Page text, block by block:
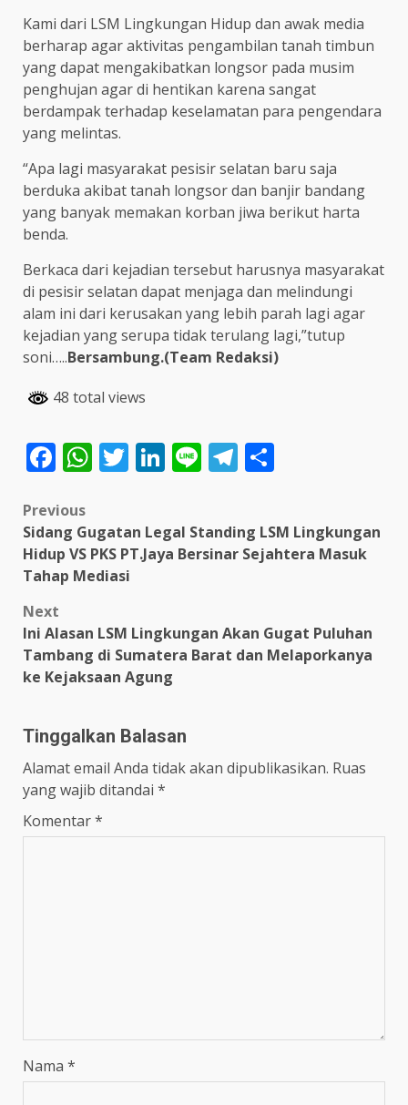
Kami dari LSM Lingkungan Hidup dan awak media
berharap agar aktivitas pengambilan tanah timbun
yang dapat mengakibatkan longsor pada musim
penghujan agar di hentikan karena sangat
berdampak terhadap keselamatan para pengendara
yang melintas.
“Apa lagi masyarakat pesisir selatan baru saja
berduka akibat tanah longsor dan banjir bandang
yang banyak memakan korban jiwa berikut harta
benda.
Berkaca dari kejadian tersebut harusnya masyarakat
di pesisir selatan dapat menjaga dan melindungi
alam ini dari kerusakan yang lebih parah lagi agar
kejadian yang serupa tidak terulang lagi,”tutup
soni…..Bersambung.(Team Redaksi)
48 total views
Facebook
WhatsApp
Twitter
LinkedIn
LineTelegram
Post
navigation
Previous
Sidang Gugatan Legal Standing LSM Lingkungan
Hidup VS PKS PT.Jaya Bersinar Sejahtera Masuk
Tahap Mediasi
Next
Ini Alasan LSM Lingkungan Akan Gugat Puluhan
Tambang di Sumatera Barat dan Melaporkanya
ke Kejaksaan Agung
Tinggalkan Balasan
Alamat email Anda tidak akan dipublikasikan. Ruas
yang wajib ditandai *
Komentar*
Nama *